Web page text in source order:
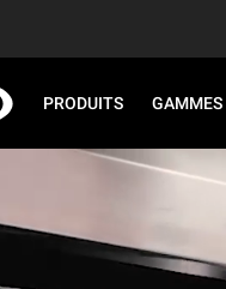
PRODUITS GAMMES